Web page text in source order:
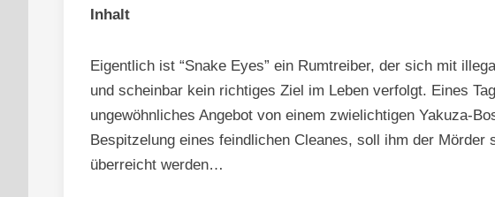
Inhalt
Eigentlich ist “Snake Eyes” ein Rumtreiber, der sich mit
und scheinbar kein richtiges Ziel im Leben verfolgt. Eines
ungewöhnliches Angebot von einem zwielichtigen Yakuza-
Bespitzelung eines feindlichen Cleanes, soll ihm der Mörder
überreicht werden…